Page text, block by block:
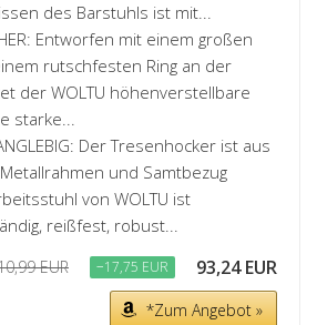
des Barstuhls ist mit...
Entworfen mit einem großen
rutschfesten Ring an der
der WOLTU höhenverstellbare
starke...
Der Tresenhocker ist aus
und Samtbezug
von WOLTU ist
reißfest, robust...
EUR −17,75 EUR 93,24 EUR
*Zum Angebot »